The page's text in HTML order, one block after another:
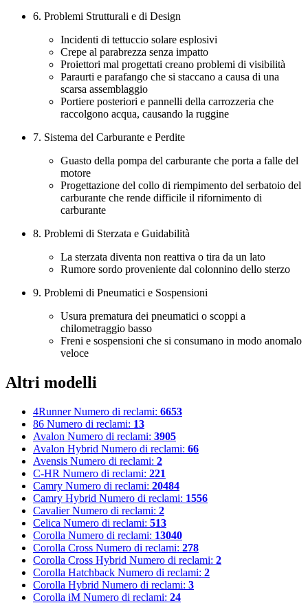
6. Problemi Strutturali e di Design
Incidenti di tettuccio solare esplosivi
Crepe al parabrezza senza impatto
Proiettori mal progettati creano problemi di visibilità
Paraurti e parafango che si staccano a causa di una
scarsa assemblaggio
Portiere posteriori e pannelli della carrozzeria che
raccolgono acqua, causando la ruggine
7. Sistema del Carburante e Perdite
Guasto della pompa del carburante che porta a falle del
motore
Progettazione del collo di riempimento del serbatoio del
carburante che rende difficile il rifornimento di
carburante
8. Problemi di Sterzata e Guidabilità
La sterzata diventa non reattiva o tira da un lato
Rumore sordo proveniente dal colonnino dello sterzo
9. Problemi di Pneumatici e Sospensioni
Usura prematura dei pneumatici o scoppi a
chilometraggio basso
Freni e sospensioni che si consumano in modo anomalo
veloce
Altri modelli
4Runner Numero di reclami: 6653
86 Numero di reclami: 13
Avalon Numero di reclami: 3905
Avalon Hybrid Numero di reclami: 66
Avensis Numero di reclami: 2
C-HR Numero di reclami: 221
Camry Numero di reclami: 20484
Camry Hybrid Numero di reclami: 1556
Cavalier Numero di reclami: 2
Celica Numero di reclami: 513
Corolla Numero di reclami: 13040
Corolla Cross Numero di reclami: 278
Corolla Cross Hybrid Numero di reclami: 2
Corolla Hatchback Numero di reclami: 2
Corolla Hybrid Numero di reclami: 3
Corolla iM Numero di reclami: 24